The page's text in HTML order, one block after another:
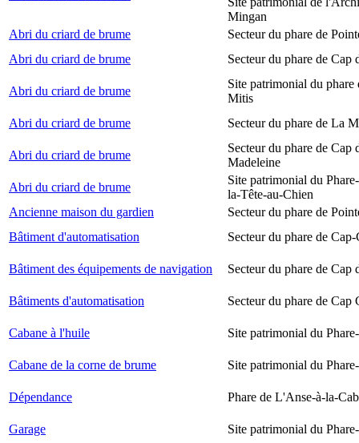
Mingan
Abri du criard de brume
Secteur du phare de
Abri du criard de brume
Secteur du phare de Cap
Abri du criard de brume
Site patrimonial du phare
Mitis
Abri du criard de brume
Secteur du phare de La
Abri du criard de brume
Secteur du phare de Cap
Madeleine
Abri du criard de brume
Site patrimonial du
la-Tête-au-Chien
Ancienne maison du gardien
Secteur du phare de
Bâtiment d'automatisation
Secteur du phare de Cap-
Bâtiment des équipements de navigation Secteur du phare de Cap
Bâtiments d'automatisation Secteur du phare de Cap
Cabane à l'huile Site patrimonial du
Cabane de la corne de brume Site patrimonial du
Dépendance Phare de L'Anse-à-la-
Garage Site patrimonial du